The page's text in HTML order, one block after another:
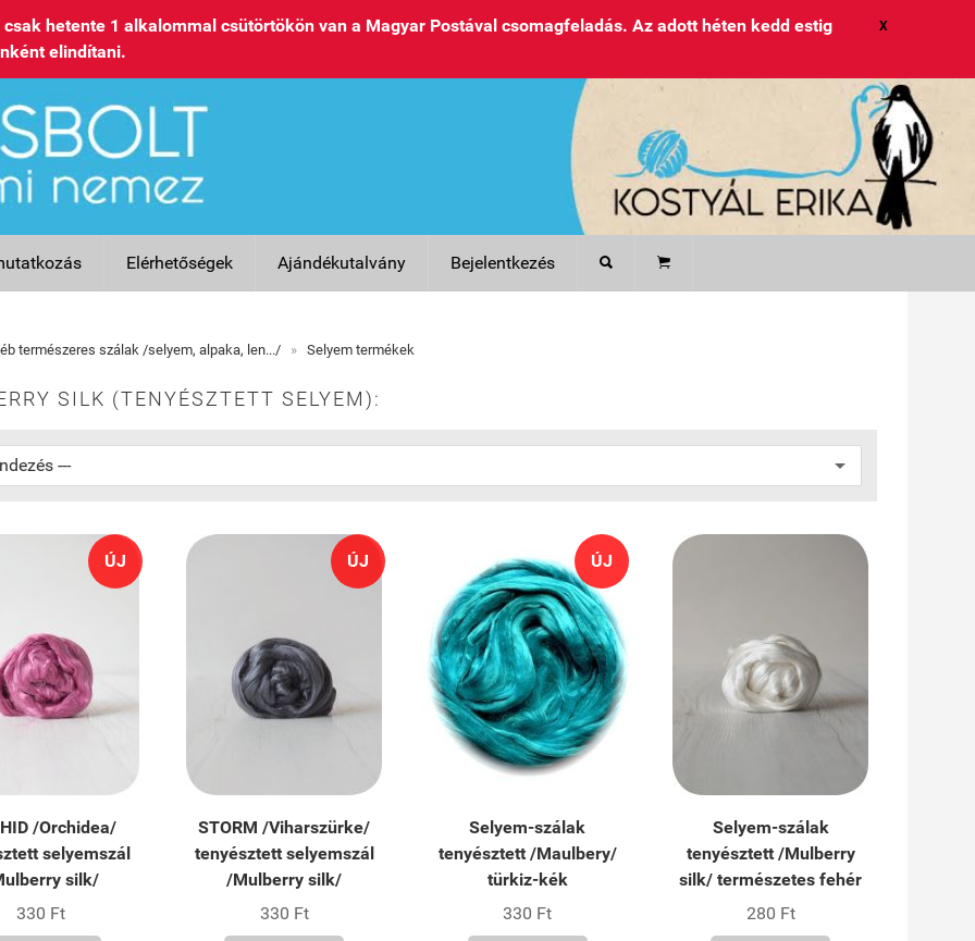
hetente 1 alkalommal csütörtökön van a Magyar Postával csomagfeladás. Az adott héten kedd estig
elindítani.
X
Elérhetőségek Ajándékutalvány Bejelentkezés  
természeres szálak /selyem, alpaka, len.../ » Selyem termékek
SILK (TENYÉSZTETT SELYEM):
ÚJ
/Orchidea/
selyemszál
silk/
330 Ft
ÚJ
STORM /Viharszürke/
tenyésztett selyemszál
/Mulberry silk/
330 Ft
ÚJ
Selyem-szálak
tenyésztett /Maulbery/
türkiz-kék
330 Ft
Selyem-szálak
tenyésztett /Mulberry
silk/ természetes fehér
280 Ft